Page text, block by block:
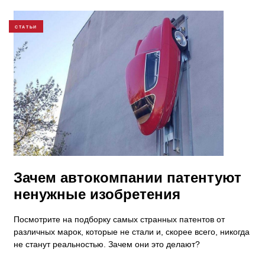
СТАТЬИ
Зачем автокомпании патентуют
ненужные изобретения
Посмотрите на подборку самых странных патентов от
различных марок, которые не стали и, скорее всего, никогда
не станут реальностью. Зачем они это делают?